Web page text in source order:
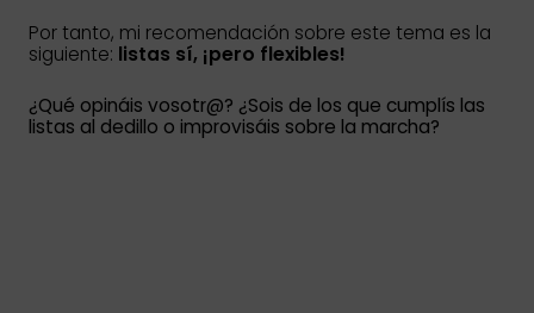
Por tanto, mi recomendación sobre este tema es la
siguiente: listas sí, ¡pero flexibles!
¿Qué opináis vosotr@? ¿Sois de los que cumplís las
listas al dedillo o improvisáis sobre la marcha?